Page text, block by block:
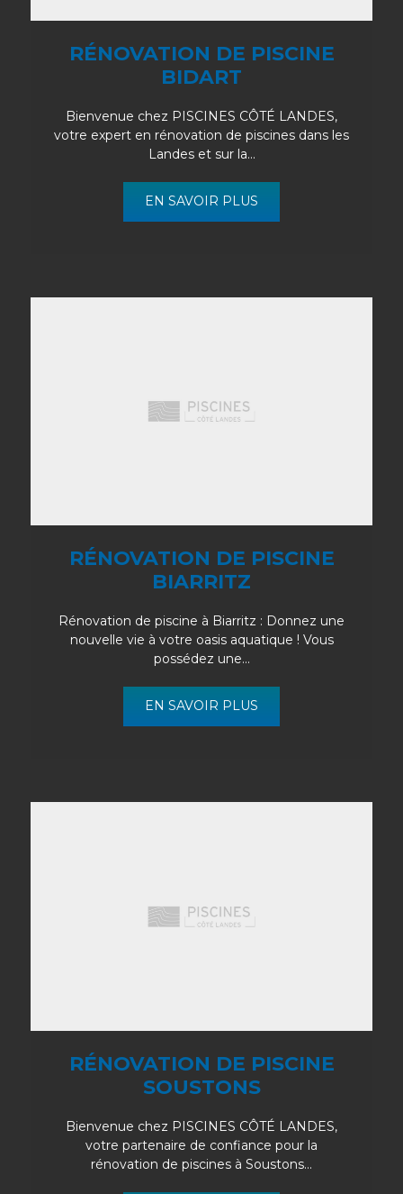
RÉNOVATION DE PISCINE
BIDART
Bienvenue chez PISCINES CÔTÉ LANDES,
votre expert en rénovation de piscines dans les
Landes et sur la...
EN SAVOIR PLUS
RÉNOVATION DE PISCINE
BIARRITZ
Rénovation de piscine à Biarritz : Donnez une
nouvelle vie à votre oasis aquatique ! Vous
possédez une...
EN SAVOIR PLUS
RÉNOVATION DE PISCINE
SOUSTONS
Bienvenue chez PISCINES CÔTÉ LANDES,
votre partenaire de confiance pour la
rénovation de piscines à Soustons...